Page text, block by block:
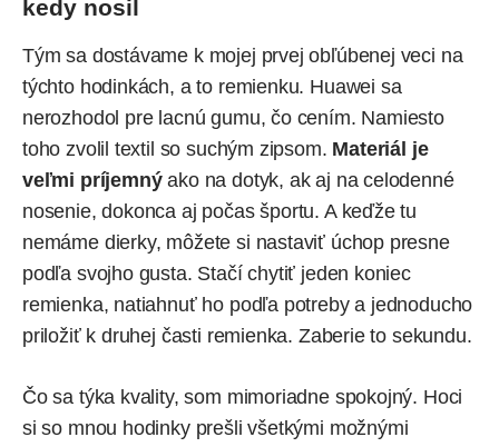
kedy nosil
Tým sa dostávame k mojej prvej obľúbenej veci na
týchto hodinkách, a to remienku. Huawei sa
nerozhodol pre lacnú gumu, čo cením. Namiesto
toho zvolil textil so suchým zipsom. Materiál je
veľmi príjemnýako na dotyk, ak aj na celodenné
nosenie, dokonca aj počas športu. A keďže tu
nemáme dierky, môžete si nastaviť úchop presne
podľa svojho gusta. Stačí chytiť jeden koniec
remienka, natiahnuť ho podľa potreby a jednoducho
priložiť k druhej časti remienka. Zaberie to sekundu.
Čo sa týka kvality, som mimoriadne spokojný. Hoci
si so mnou hodinky prešli všetkými možnými